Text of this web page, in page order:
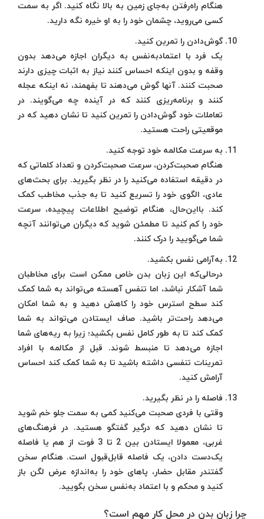
هنگام راه‌رفتن به‌جای زمین به بالا نگاه کنید. اگر به سمت
کسی می‌روید، چشمان خود را به او خیره نگه دارید.
گوش‌دادن را تمرین کنید.
یک فرد با اعتمادبه‌نفس به دیگران اجازه می‌دهد بدون
وقفه و بدون اینکه احساس کنند نیاز به اثبات چیزی دارند
صحبت کنند. آنها گوش می‌دهند تا بفهمند، نه اینکه عجله
کنند و برنامه‌ریزی کنند که در آینده چه می‌گویند. در
تعاملات خود گوش‌دادن را تمرین کنید تا نشان دهید که در
موقعیتی راحت هستید.
به ‌سرعت مکالمه خود توجه کنید.
هنگام صحبت‌کردن، سرعت صحبت‌کردن و تعداد کلماتی که
در دقیقه استفاده می‌کنید را در نظر بگیرید. برای بحث‌های
عادی، الگوی خود را تسریع کنید تا به جذب مخاطب کمک
کند. بااین‌حال، هنگام توضیح اطلاعات پیچیده، سرعت
خود را کم کنید تا مطمئن شوید که دیگران می‌توانند آنچه
شما می‌گویید را درک کنند.
به‌آرامی نفس بکشید.
درحالی‌که این زبان بدن خاص ممکن است برای مخاطبان
شما آشکار نباشد، اما تنفس آهسته می‌تواند به شما کمک
کند سطح استرس خود را کاهش دهید و به شما امکان
می‌دهد راحت‌تر باشید. صاف ایستادن می‌تواند به شما
کمک کند تا به طور کامل نفس بکشید؛ زیرا به ریه‌های شما
اجازه می‌دهد تا منبسط شوند. قبل از مکالمه با افراد
تمرینات تنفسی داشته باشید تا به شما کمک کند احساس
آرامش کنید.
فاصله را در نظر بگیرید.
وقتی با فردی صحبت می‌کنید کمی به سمت جلو خم شوید
تا نشان دهید که درگیر گفتگو هستید. در فرهنگ‌های
غربی، معمولا ایستادن بین 2 تا 3 فوت از هم یا فاصله
یک‌دست دادن، یک فاصله قابل‌قبول است. هنگام سخن
گفتندر مقابل حضار، پاهای خود را به‌اندازه عرض لگن باز
کنید و محکم و با اعتماد به‌نفس سخن بگویید.
چرا زبان بدن در محل کار مهم است؟